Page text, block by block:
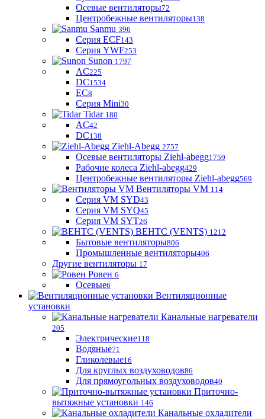
Осевые вентиляторы72
Центробежные вентиляторы138
Sanmu 396
Серия ECF143
Серия YWF253
Sunon 1797
AC225
DC1534
EC8
Серия Mini30
Tidar 180
AC42
DC138
Ziehl-Abegg 2757
Осевые вентиляторы Ziehl-abegg1759
Рабочие колеса Ziehl-abegg429
Центробежные вентиляторы Ziehl-abegg569
Вентиляторы VM 114
Серия VM SYD43
Серия VM SYQ45
Серия VM SYT26
ВЕНТС (VENTS) 1212
Бытовые вентиляторы806
Промышленные вентиляторы406
Другие вентиляторы 17
Ровен 6
Осевые6
Вентиляционные
установки
Канальные нагреватели
205
Электрические118
Водяные71
Гликолевые16
Для круглых воздуховодов86
Для прямоугольных воздуховодов40
Приточно-
вытяжные установки 146
Канальные охладители